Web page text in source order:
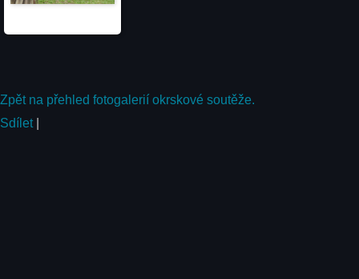
Zpět na přehled fotogalerií okrskové soutěže.
Sdílet